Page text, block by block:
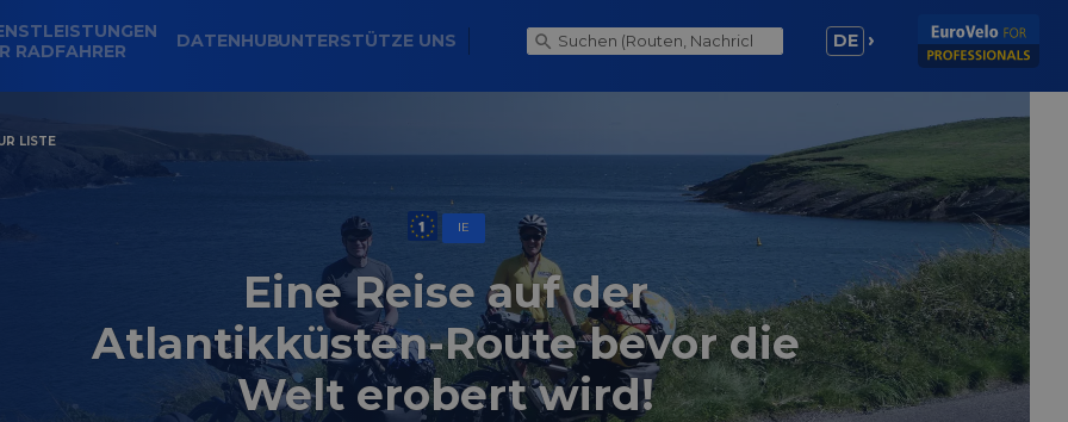
RADFAHRER
DATENHUBUNTERSTÜTZE UNS DE
LISTE
IE
Eine Reise auf der
Atlantikküsten-Route bevor die
Welt erobert wird!